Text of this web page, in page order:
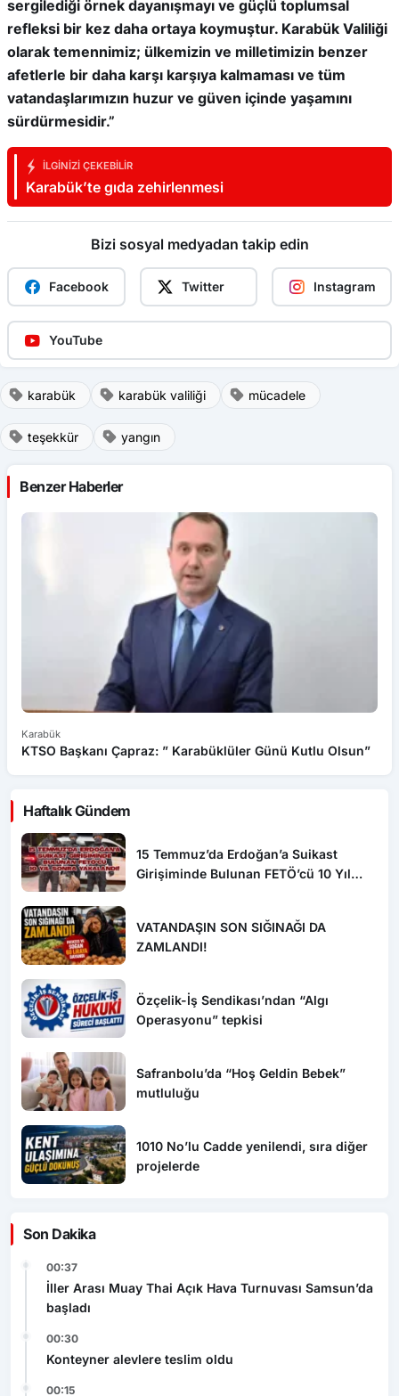
sergilediği örnek dayanışmayı ve güçlü toplumsal
refleksi bir kez daha ortaya koymuştur. Karabük Valiliği
olarak temennimiz; ülkemizin ve milletimizin benzer
afetlerle bir daha karşı karşıya kalmaması ve tüm
vatandaşlarımızın huzur ve güven içinde yaşamını
sürdürmesidir.”
İLGINIZI ÇEKEBILIR
Karabük’te gıda zehirlenmesi
Bizi sosyal medyadan takip edin
Facebook Twitter Instagram
YouTube
karabük karabük valiliği mücadele
teşekkür yangın
Benzer Haberler
Karabük
KTSO Başkanı Çapraz: ” Karabüklüler Günü Kutlu Olsun”
Haftalık Gündem
15 Temmuz’da Erdoğan’a Suikast
Girişiminde Bulunan FETÖ’cü 10 Yıl
VATANDAŞIN SON SIĞINAĞI DA
ZAMLANDI!
Özçelik-İş Sendikası’ndan “Algı
Operasyonu” tepkisi
Safranbolu’da “Hoş Geldin Bebek”
mutluluğu
1010 No’lu Cadde yenilendi, sıra diğer
projelerde
Son Dakika
00:37
İller Arası Muay Thai Açık Hava Turnuvası Samsun’da
başladı
00:30
Konteyner alevlere teslim oldu
00:15